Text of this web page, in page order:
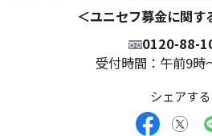
＜ユニセフ募金に関す
0120-88-
受付時間：午前9時
シェアする